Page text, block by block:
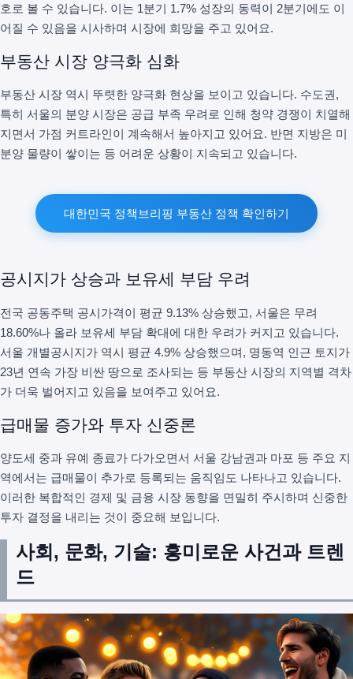
호로 볼 수 있습니다. 이는 1분기 1.7% 성장의 동력이 2분기에도 이
어질 수 있음을 시사하며 시장에 희망을 주고 있어요.
부동산 시장 양극화 심화
부동산 시장 역시 뚜렷한 양극화 현상을 보이고 있습니다. 수도권,
특히 서울의 분양 시장은 공급 부족 우려로 인해 청약 경쟁이 치열해
지면서 가점 커트라인이 계속해서 높아지고 있어요. 반면 지방은 미
분양 물량이 쌓이는 등 어려운 상황이 지속되고 있습니다.
대한민국 정책브리핑 부동산 정책 확인하기
공시지가 상승과 보유세 부담 우려
전국 공동주택 공시가격이 평균 9.13% 상승했고, 서울은 무려
18.60%나 올라 보유세 부담 확대에 대한 우려가 커지고 있습니다.
서울 개별공시지가 역시 평균 4.9% 상승했으며, 명동역 인근 토지가
23년 연속 가장 비싼 땅으로 조사되는 등 부동산 시장의 지역별 격차
가 더욱 벌어지고 있음을 보여주고 있어요.
급매물 증가와 투자 신중론
양도세 중과 유예 종료가 다가오면서 서울 강남권과 마포 등 주요 지
역에서는 급매물이 추가로 등록되는 움직임도 나타나고 있습니다.
이러한 복합적인 경제 및 금융 시장 동향을 면밀히 주시하며 신중한
투자 결정을 내리는 것이 중요해 보입니다.
사회, 문화, 기술: 흥미로운 사건과 트렌
드